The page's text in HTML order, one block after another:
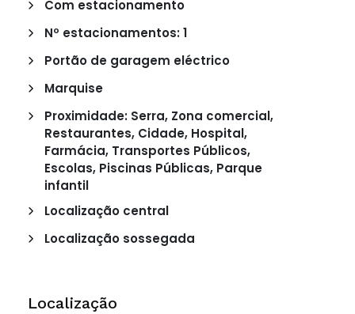
Com estacionamento
Nº estacionamentos: 1
Portão de garagem eléctrico
Marquise
Proximidade: Serra, Zona comercial,
Restaurantes, Cidade, Hospital,
Farmácia, Transportes Públicos,
Escolas, Piscinas Públicas, Parque
infantil
Localização central
Localização sossegada
Localização